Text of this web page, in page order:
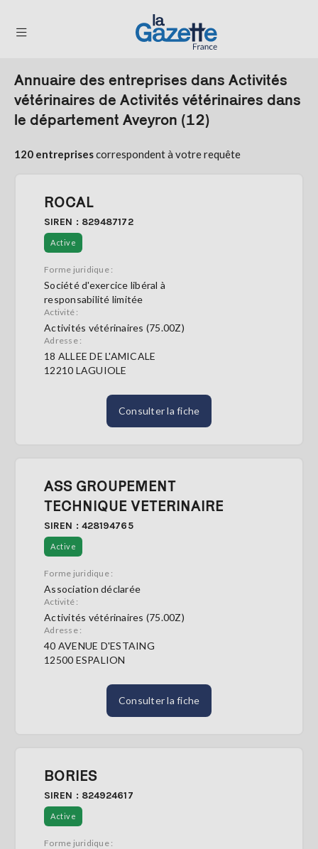
THÉMATIQUES
RÉGIONS
FORMATS
GAZETTE
Se
connecter
S'abonner
Annuaire des entreprises dans Activités
vétérinaires de Activités vétérinaires dans
le département Aveyron (12)
120 entreprisescorrespondent à votre requête
ROCAL
SIREN : 829487172
Active
Forme juridique :
Société d'exercice libéral à
responsabilité limitée
Activité :
Activités vétérinaires (75.00Z)
Adresse :
18 ALLEE DE L'AMICALE
12210 LAGUIOLE
Consulter la fiche
ASS GROUPEMENT
TECHNIQUE VETERINAIRE
SIREN : 428194765
Active
Forme juridique :
Association déclarée
Activité :
Activités vétérinaires (75.00Z)
Adresse :
40 AVENUE D'ESTAING
12500 ESPALION
Consulter la fiche
BORIES
SIREN : 824924617
Active
Forme juridique :